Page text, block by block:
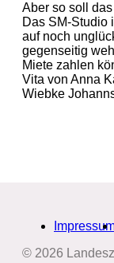
Aber so soll
Das SM-Studio
auf noch
gegenseitig
Miete zahlen
Vita von Anna
Wiebke
© 2026